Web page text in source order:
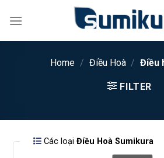
đến
Home / Điều Hoà / Điều
FILTER
Các loại Điều Hoà Sumikura